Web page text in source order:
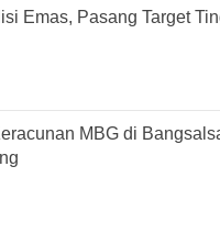
Emas, Pasang Target
MBG di